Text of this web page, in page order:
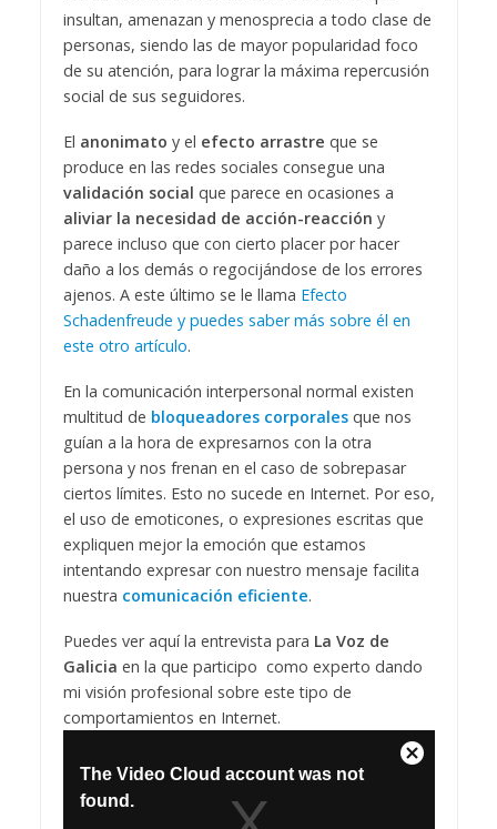
insultan, amenazan y menosprecia a todo clase de
personas, siendo las de mayor popularidad foco
de su atención, para lograr la máxima repercusión
social de sus seguidores.
El anonimato y el efecto arrastre que se
produce en las redes sociales consegue una
validación social que parece en ocasiones a
aliviar la necesidad de acción-reacción y
parece incluso que con cierto placer por hacer
daño a los demás o regocijándose de los errores
ajenos. A este último se le llama Efecto
Schadenfreude y puedes saber más sobre él en
este otro artículo.
En la comunicación interpersonal normal existen
multitud de bloqueadores corporales que nos
guían a la hora de expresarnos con la otra
persona y nos frenan en el caso de sobrepasar
ciertos límites. Esto no sucede en Internet. Por eso,
el uso de emoticones, o expresiones escritas que
expliquen mejor la emoción que estamos
intentando expresar con nuestro mensaje facilita
nuestra comunicación eficiente.
Puedes ver aquí la entrevista para La Voz de
Galicia en la que participo como experto dando
mi visión profesional sobre este tipo de
comportamientos en Internet.